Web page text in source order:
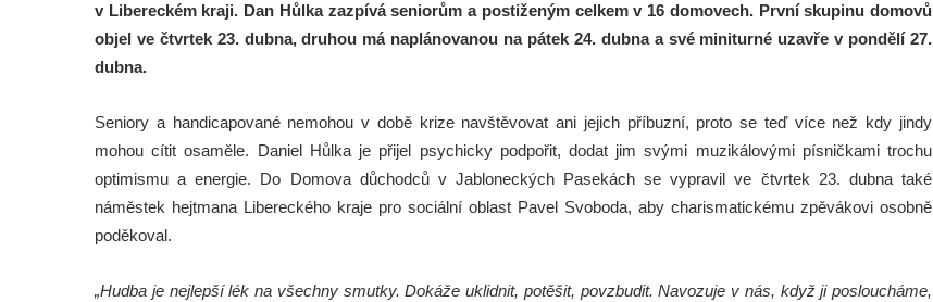
v Libereckém kraji. Dan Hůlka zazpívá seniorům a postiženým celkem v 16 domovech. První skupinu domovů
objel ve čtvrtek 23. dubna, druhou má naplánovanou na pátek 24. dubna a své miniturné uzavře v pondělí 27.
dubna.
Seniory a handicapované nemohou v době krize navštěvovat ani jejich příbuzní, proto se teď více než kdy jindy
mohou cítit osaměle. Daniel Hůlka je přijel psychicky podpořit, dodat jim svými muzikálovými písničkami trochu
optimismu a energie. Do Domova důchodců v Jabloneckých Pasekách se vypravil ve čtvrtek 23. dubna také
náměstek hejtmana Libereckého kraje pro sociální oblast Pavel Svoboda, aby charismatickému zpěvákovi osobně
poděkoval.
„Hudba je nejlepší lék na všechny smutky. Dokáže uklidnit, potěšit, povzbudit. Navozuje v nás, když ji posloucháme,